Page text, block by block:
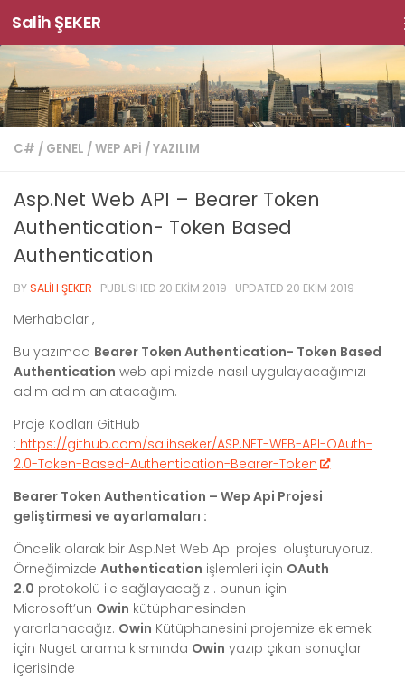
Skip to content
Salih ŞEKER
C# / GENEL /WEP API /YAZILIM
Asp.Net Web API – Bearer Token
Authentication- Token Based
Authentication
BYSALIH ŞEKER · PUBLISHED 20 EKIM 2019 · UPDATED 20 EKIM 2019
Merhabalar ,
Bu yazımda Bearer Token Authentication- Token Based
Authentication web api mizde nasıl uygulayacağımızı
adım adım anlatacağım.
Proje Kodları GitHub
: https://github.com/salihseker/ASP.NET-WEB-API-OAuth-
2.0-Token-Based-Authentication-Bearer-Token
Bearer Token Authentication – Wep Api Projesi
geliştirmesi ve ayarlamaları :
Öncelik olarak bir Asp.Net Web Api projesi oluşturuyoruz.
Örneğimizde Authentication işlemleri için OAuth
2.0 protokolü ile sağlayacağız . bunun için
Microsoft’un Owin kütüphanesinden
yararlanacağız. Owin Kütüphanesini projemize eklemek
için Nuget arama kısmında Owin yazıp çıkan sonuçlar
içerisinde :